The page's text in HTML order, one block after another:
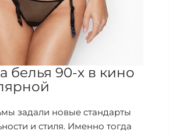
белья 90-х в кино
задали новые стандарты
и стиля. Именно тогда